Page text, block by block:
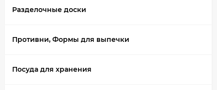
Разделочные доски
Противни, Формы для выпечки
Посуда для хранения